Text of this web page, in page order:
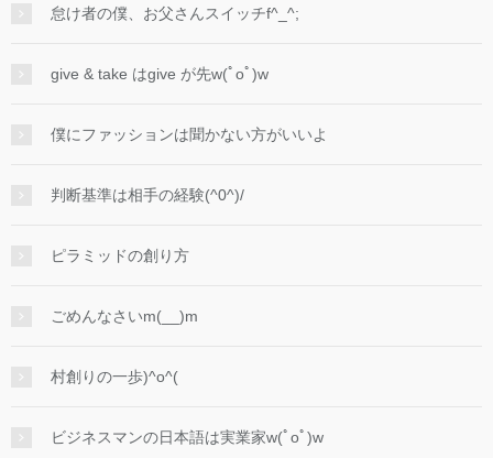
怠け者の僕、お父さんスイッチf^_^;
give & take はgive が先w(ﾟoﾟ)w
僕にファッションは聞かない方がいいよ
判断基準は相手の経験(^0^)/
ピラミッドの創り方
ごめんなさいm(__)m
村創りの一歩)^o^(
ビジネスマンの日本語は実業家w(ﾟoﾟ)w